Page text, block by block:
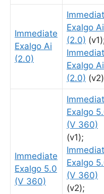
Immediate
Exalgo Ai
(2.0)
Exalgo Ai
(2.0)
Exalgo Ai
(2.0) (v2)
Immediate
Exalgo 5.0
(V 360)
Exalgo
(V 360)
(v1);
Exalgo
(V 360)
(v2);